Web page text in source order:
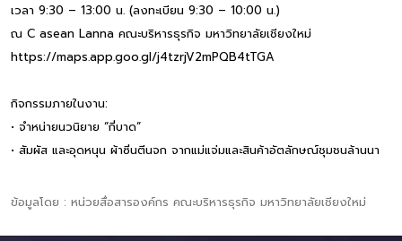
เวลา 9:30 – 13:00 น. (ลงทะเบียน 9:30 – 10:00 น.)
ณ C asean Lanna คณะบริหารธุรกิจ มหาวิทยาลัยเชียงใหม่
https://maps.app.goo.gl/j4tzrjV2mPQB4tTGA
กิจกรรมภายในงาน:
• จำหน่ายนวนิยาย “กี่บาด”
• สัมผัส และอุดหนุน ผ้าซิ่นตีนจก จากแม่แจ่มและสินค้าอัตลักษณ์ชุมชนล้านนา
ข้อมูลโดย : หน่วยสื่อสารองค์กร คณะบริหารธุรกิจ มหาวิทยาลัยเชียงใหม่